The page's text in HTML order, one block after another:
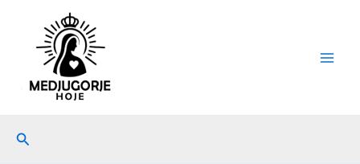
conteúdo
Pesquisar
navigation